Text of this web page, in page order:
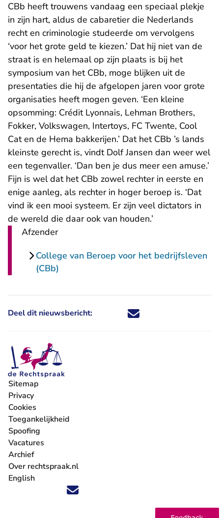
CBb heeft trouwens vandaag een speciaal plekje
in zijn hart, aldus de cabaretier die Nederlands
recht en criminologie studeerde om vervolgens
‘voor het grote geld te kiezen.’ Dat hij niet van de
straat is en helemaal op zijn plaats is bij het
symposium van het CBb, moge blijken uit de
presentaties die hij de afgelopen jaren voor grote
organisaties heeft mogen geven. ‘Een kleine
opsomming: Crédit Lyonnais, Lehman Brothers,
Fokker, Volkswagen, Intertoys, FC Twente, Cool
Cat en de Hema bakkerijen.’ Dat het CBb ’s lands
kleinste gerecht is, vindt Dolf Jansen dan weer wel
een tegenvaller. ‘Dan ben je dus meer een amuse.’
Fijn is wel dat het CBb zowel rechter in eerste en
enige aanleg, als rechter in hoger beroep is. ‘Dat
vind ik een mooi systeem. Er zijn veel dictators in
de wereld die daar ook van houden.’
Afzender
College van Beroep voor het bedrijfsleven
(CBb)
Deel dit nieuwsbericht: Deel dit nieuwsbericht via X -
Deel dit nieuwsbericht via
Deel dit nieuwsbericht
Deel dit
Volg ons op X (Twitter) - U verlaat Rechtspraak.nl
Volg ons op Facebook - U verlaat Rechtspraak.nl
Volg ons op Instagram - U verlaat Rechtspraak.nl
Volg ons op Youtube - U verlaat Rechtspraak.nl
Volg ons op LinkedIn - U verlaat
'Blijf op de hoogte' nieuwsbrief - U verlaat
Sitemap
Privacy
Cookies
Toegankelijkheid
Spoofing
Vacatures
- U verlaat Rechtspraak.nl
Archief
Over rechtspraak.nl
English